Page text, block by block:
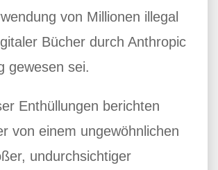
von Millionen illegal
Bücher durch Anthropic
gewesen sei.
Enthüllungen berichten
von einem ungewöhnlichen
undurchsichtiger